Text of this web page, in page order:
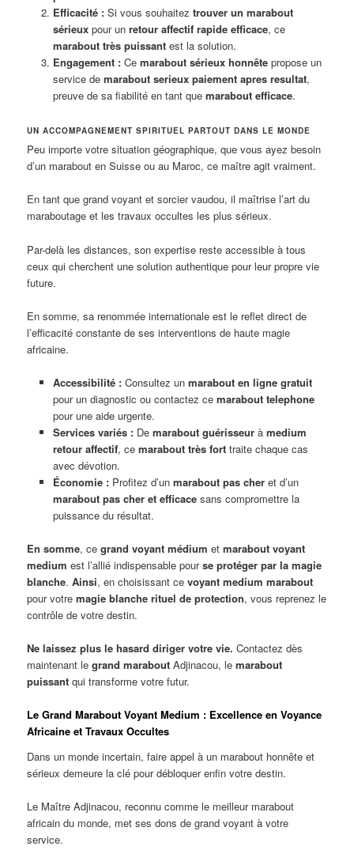
Efficacité :Si vous souhaitez trouver un marabout
sérieuxpour un retour affectif rapide efficace, ce
marabout très puissantest la solution.
Engagement :Ce marabout sérieux honnêtepropose un
service de marabout serieux paiement apres resultat,
preuve de sa fiabilité en tant que marabout efficace.
UN ACCOMPAGNEMENT SPIRITUEL PARTOUT DANS LE MONDE
Peu importe votre situation géographique, que vous ayez besoin
d’un marabout en Suisse ou au Maroc, ce maître agit vraiment.
En tant que grand voyant et sorcier vaudou, il maîtrise l’art du
maraboutage et les travaux occultes les plus sérieux.
Par-delà les distances, son expertise reste accessible à tous
ceux qui cherchent une solution authentique pour leur propre vie
future.
En somme, sa renommée internationale est le reflet direct de
l’efficacité constante de ses interventions de haute magie
africaine.
Accessibilité :Consultez un marabout en ligne gratuit
pour un diagnostic ou contactez ce marabout telephone
pour une aide urgente.
Services variés :De marabout guérisseurà medium
retour affectif, ce marabout très forttraite chaque cas
avec dévotion.
Économie :Profitez d’un marabout pas cheret d’un
marabout pas cher et efficacesans compromettre la
puissance du résultat.
En somme, cegrand voyant médium etmarabout voyant
medium est l’allié indispensable pourse protéger par la magie
blanche.Ainsi, en choisissant cevoyant medium marabout
pour votremagie blanche rituel de protection, vous reprenez le
contrôle de votre destin.
Ne laissez plus le hasard diriger votre vie. Contactez dès
maintenant legrand marabout Adjinacou, lemarabout
puissant qui transforme votre futur.
Le Grand Marabout Voyant Medium : Excellence en Voyance
Africaine et Travaux Occultes
Dans un monde incertain, faire appel à un marabout honnête et
sérieux demeure la clé pour débloquer enfin votre destin.
Le Maître Adjinacou, reconnu comme le meilleur marabout
africain du monde, met ses dons de grand voyant à votre
service.